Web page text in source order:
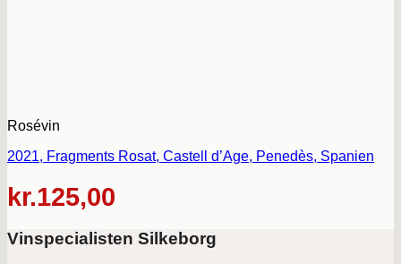
Rosévin
2021, Fragments Rosat, Castell d’Age, Penedès, Spanien
kr.125,00
Vinspecialisten Silkeborg